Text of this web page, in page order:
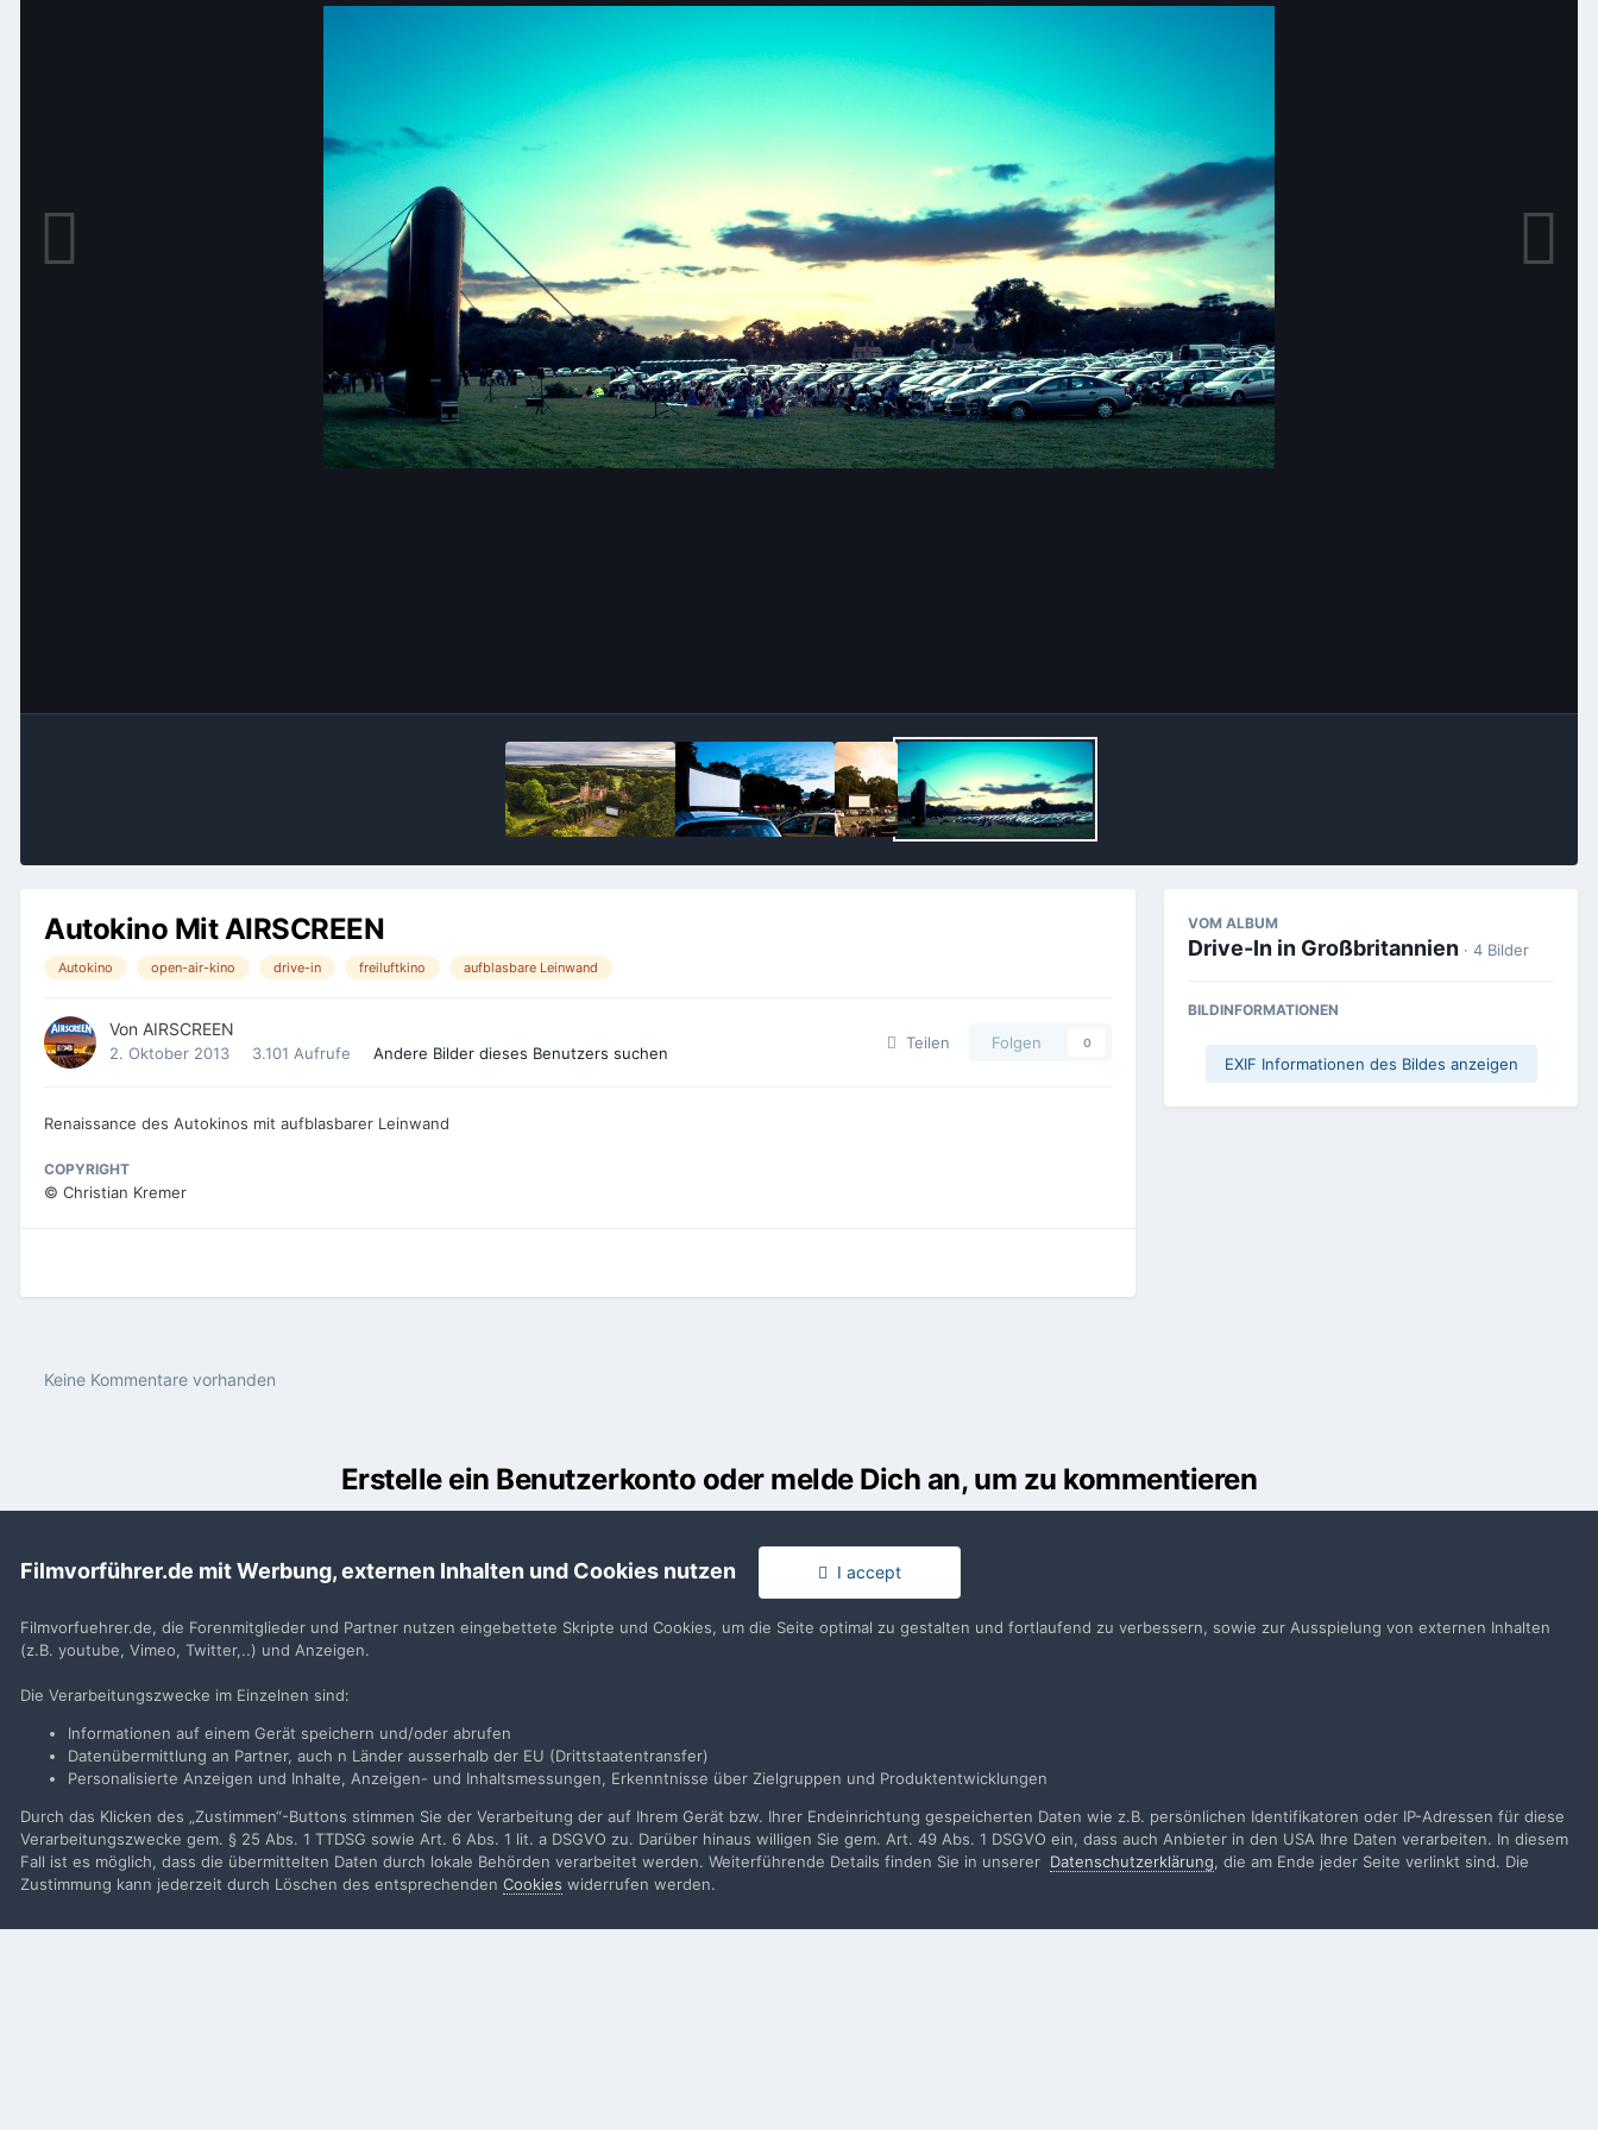
Autokino Mit AIRSCREEN
Autokino open-air-kino drive-in freiluftkino aufblasbare Leinwand
Von AIRSCREEN
2. Oktober 2013 3.101 Aufrufe Andere Bilder dieses Benutzers suchen
Teilen Folgen 0
Renaissance des Autokinos mit aufblasbarer Leinwand
COPYRIGHT
© Christian Kremer
VOM ALBUM
Drive-In in Großbritannien · 4 Bilder
BILDINFORMATIONEN
EXIF Informationen des Bildes anzeigen
Keine Kommentare vorhanden
Erstelle ein Benutzerkonto oder melde Dich an, um zu kommentieren
Neues Benutzerkonto für unsere Community erstellen. Es ist einfach! Du hast bereits ein Benutzerkonto? Melde Dich hier an.
Filmvorführer.de via Google durchsuchen:
Filmvorführer.de mit Werbung, externen Inhalten und Cookies nutzen I accept
Filmvorfuehrer.de, die Forenmitglieder und Partner nutzen eingebettete Skripte und Cookies, um die Seite optimal zu gestalten und fortlaufend zu verbessern, sowie zur Ausspielung von externen Inhalten
(z.B. youtube, Vimeo, Twitter,..) und Anzeigen.
Die Verarbeitungszwecke im Einzelnen sind:
Informationen auf einem Gerät speichern und/oder abrufen
Datenübermittlung an Partner, auch n Länder ausserhalb der EU (Drittstaatentransfer)
Personalisierte Anzeigen und Inhalte, Anzeigen- und Inhaltsmessungen, Erkenntnisse über Zielgruppen und Produktentwicklungen
Durch das Klicken des „Zustimmen“-Buttons stimmen Sie der Verarbeitung der auf Ihrem Gerät bzw. Ihrer Endeinrichtung gespeicherten Daten wie z.B. persönlichen Identifikatoren oder IP-Adressen für diese
Verarbeitungszwecke gem. § 25 Abs. 1 TTDSG sowie Art. 6 Abs. 1 lit. a DSGVO zu. Darüber hinaus willigen Sie gem. Art. 49 Abs. 1 DSGVO ein, dass auch Anbieter in den USA Ihre Daten verarbeiten. In diesem
Fall ist es möglich, dass die übermittelten Daten durch lokale Behörden verarbeitet werden. Weiterführende Details finden Sie in unserer Datenschutzerklärung, die am Ende jeder Seite verlinkt sind. Die
Zustimmung kann jederzeit durch Löschen des entsprechenden Cookies widerrufen werden.